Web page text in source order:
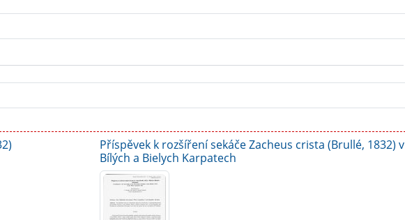
Příspěvek k rozšíření sekáče Zacheus crista (Brullé, 1832) v
Bílých a Bielych Karpatech